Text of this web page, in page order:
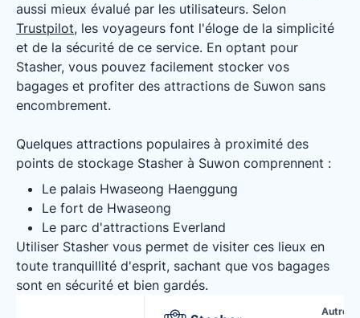
aussi mieux évalué par les utilisateurs. Selon
Trustpilot, les voyageurs font l'éloge de la simplicité
et de la sécurité de ce service. En optant pour
Stasher, vous pouvez facilement stocker vos
bagages et profiter des attractions de Suwon sans
encombrement.
Quelques attractions populaires à proximité des
points de stockage Stasher à Suwon comprennent :
Le palais Hwaseong Haenggung
Le fort de Hwaseong
Le parc d'attractions Everland
Utiliser Stasher vous permet de visiter ces lieux en
toute tranquillité d'esprit, sachant que vos bagages
sont en sécurité et bien gardés.
Autres